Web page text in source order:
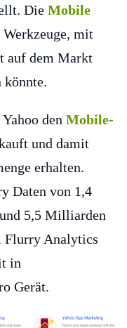
Die Mobile
mit
auf dem Markt
den Mobile-
und damit
erhalten.
Daten von 1,4
5,5 Milliarden
Flurry Analytics
in
Gerät.